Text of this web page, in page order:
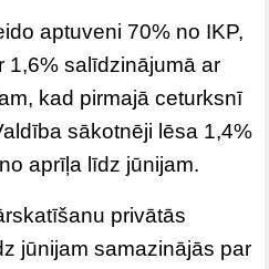
aptuveni 70% no IKP,
1,6% salīdzinājumā ar
kad pirmajā ceturksnī
sākotnēji lēsa 1,4%
aprīļa līdz jūnijam.
privātās
jūnijam samazinājās par